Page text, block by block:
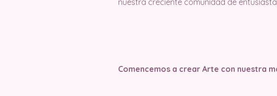
Comencemos a crear Arte con nuestra